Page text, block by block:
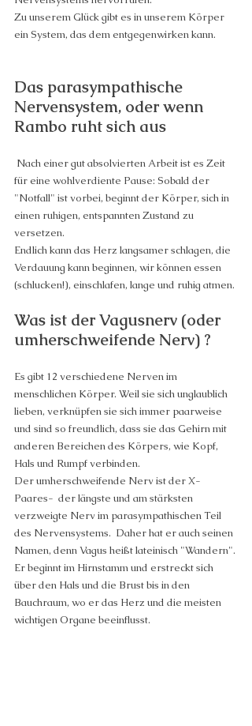
Zu unserem Glück gibt es in unserem Körper
ein System, das dem entgegenwirken kann.
Das parasympathische
Nervensystem, oder wenn
Rambo ruht sich aus
für eine wohlverdiente Pause: Sobald der
"Notfall" ist vorbei, beginnt der Körper, sich in
einen ruhigen, entspannten Zustand zu
versetzen.
Endlich kann das Herz langsamer schlagen, die
Verdauung kann beginnen, wir können essen
(schlucken!), einschlafen, lange und ruhig atmen.
Was ist der Vagusnerv (oder
umherschweifende Nerv) ?
Es gibt 12 verschiedene Nerven im
menschlichen Körper. Weil sie sich unglaublich
lieben, verknüpfen sie sich immer paarweise
und sind so freundlich, dass sie das Gehirn mit
anderen Bereichen des Körpers, wie Kopf,
Hals und Rumpf verbinden.
Der umherschweifende Nerv ist der X-
Paares-  der längste und am stärksten
verzweigte Nerv im parasympathischen Teil
des Nervensystems.  Daher hat er auch seinen
Namen, denn Vagus heißt lateinisch "Wandern".
Er beginnt im Hirnstamm und erstreckt sich
über den Hals und die Brust bis in den
Bauchraum, wo er das Herz und die meisten
wichtigen Organe beeinflusst.